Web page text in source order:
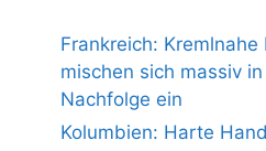
Frankreich: Kremlnahe
mischen sich massiv
Nachfolge ein
Kolumbien: Harte